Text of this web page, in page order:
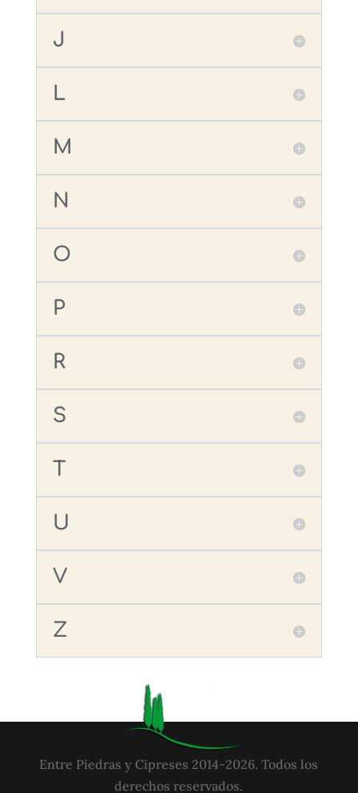
J
L
M
N
O
P
R
S
T
U
V
Z
Entre Piedras y Cipreses 2014-2026. Todos los
derechos reservados.